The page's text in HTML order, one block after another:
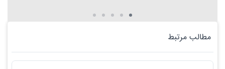
مطالب مرتبط